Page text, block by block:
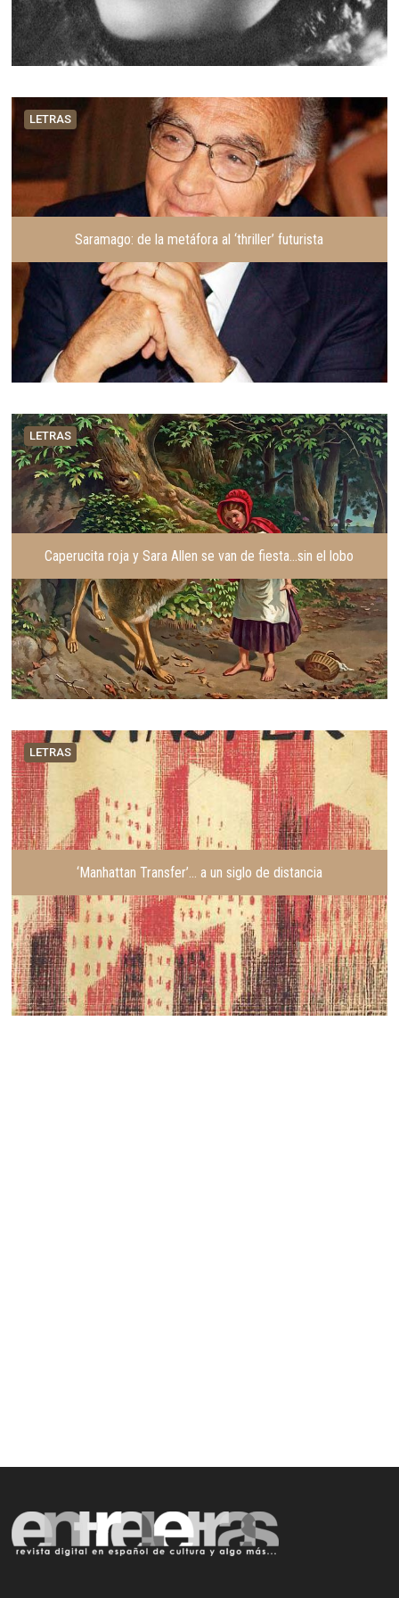
LETRAS
Saramago: de la metáfora al ‘thriller’ futurista
LETRAS
Caperucita roja y Sara Allen se van de fiesta…sin el lobo
LETRAS
‘Manhattan Transfer’… a un siglo de distancia